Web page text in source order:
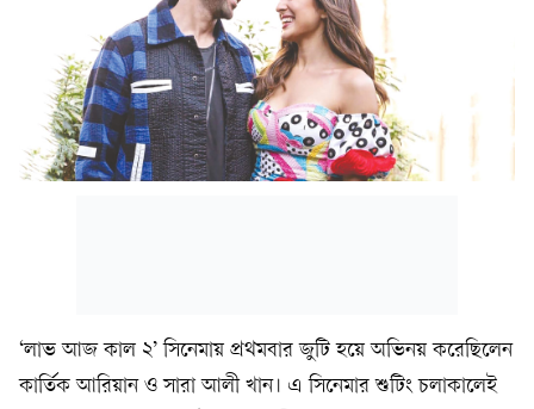
‘লাভ আজ কাল ২’ সিনেমায় প্রথমবার জুটি হয়ে অভিনয় করেছিলেন
কার্তিক আরিয়ান ও সারা আলী খান। এ সিনেমার শুটিং চলাকালেই